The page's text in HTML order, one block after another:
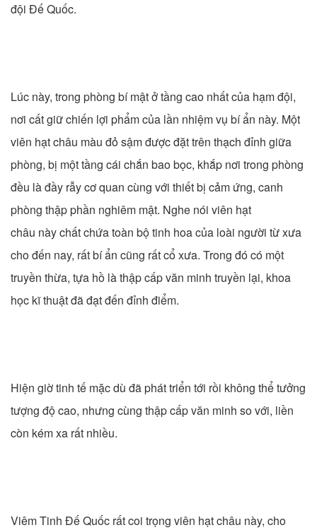
đội Đế Quốc.
Lúc này, trong phòng bí mật ở tầng cao nhất của hạm đội,
nơi cất giữ chiến lợi phẩm của lần nhiệm vụ bí ẩn này. Một
viên hạt châu màu đỏ sậm được đặt trên thạch đỉnh giữa
phòng, bị một tầng cái chắn bao bọc, khắp nơi trong phòng
đều là đầy rẫy cơ quan cùng với thiết bị cảm ứng, canh
phòng thập phần nghiêm mật. Nghe nói viên hạt
châu này chất chứa toàn bộ tinh hoa của loài người từ xưa
cho đến nay, rất bí ẩn cũng rất cổ xưa. Trong đó có một
truyền thừa, tựa hồ là thập cấp văn minh truyền lại, khoa
học kĩ thuật đã đạt đến đỉnh điểm.
Hiện giờ tinh tế mặc dù đã phát triển tới rồi không thể tưởng
tượng độ cao, nhưng cùng thập cấp văn minh so với, liền
còn kém xa rất nhiều.
Viêm Tinh Đế Quốc rất coi trọng viên hạt châu này, cho